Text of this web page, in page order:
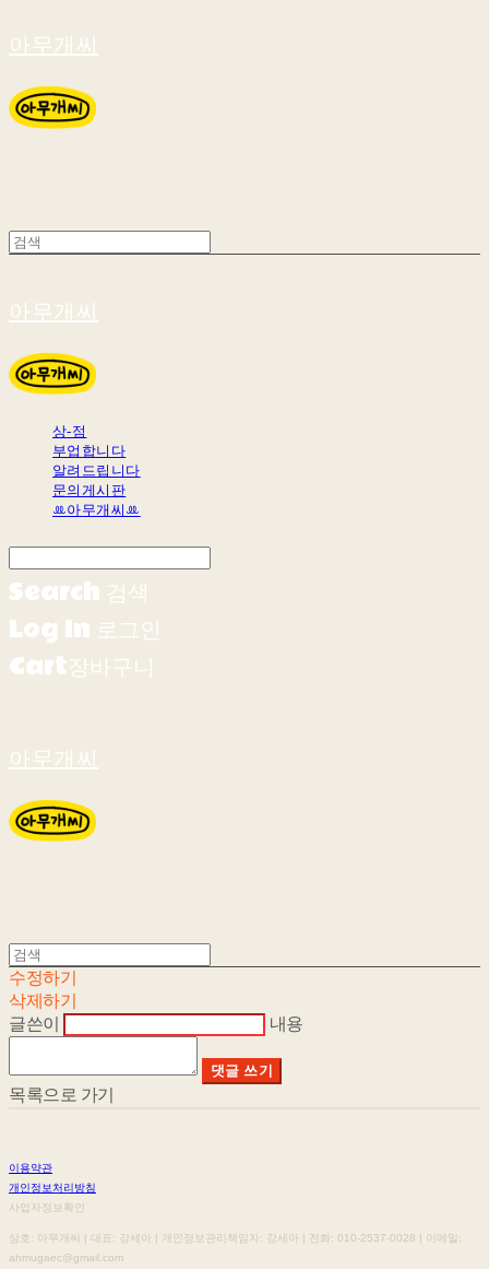
아무개씨
아무개씨
상-점
부업합니다
알려드립니다
문의게시판
ꔛ아무개씨ꔛ
Search 검색
Log In 로그인
Cart장바구니
아무개씨
수정하기
삭제하기
글쓴이
내용
댓글 쓰기
목록으로 가기
이용약관
개인정보처리방침
사업자정보확인
상호: 아무개씨 | 대표: 강세아 | 개인정보관리책임자: 강세아 | 전화: 010-2537-0028 | 이메일:
ahmugaec@gmail.com